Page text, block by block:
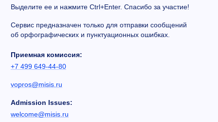
Выделите ее и нажмите Ctrl+Enter. Спасибо за участие!
Сервис предназначен только для отправки сообщений
об орфографических и пунктуационных ошибках.
Приемная комиссия:
+7 499 649-44-80
vopros@misis.ru
Admission Issues:
welcome@misis.ru